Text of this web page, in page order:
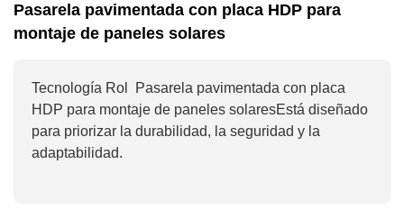
Pasarela pavimentada con placa HDP para
montaje de paneles solares
Tecnología Rol
Pasarela pavimentada con placa
HDP para montaje de paneles solaresEstá diseñado
para priorizar la durabilidad, la seguridad y la
adaptabilidad.